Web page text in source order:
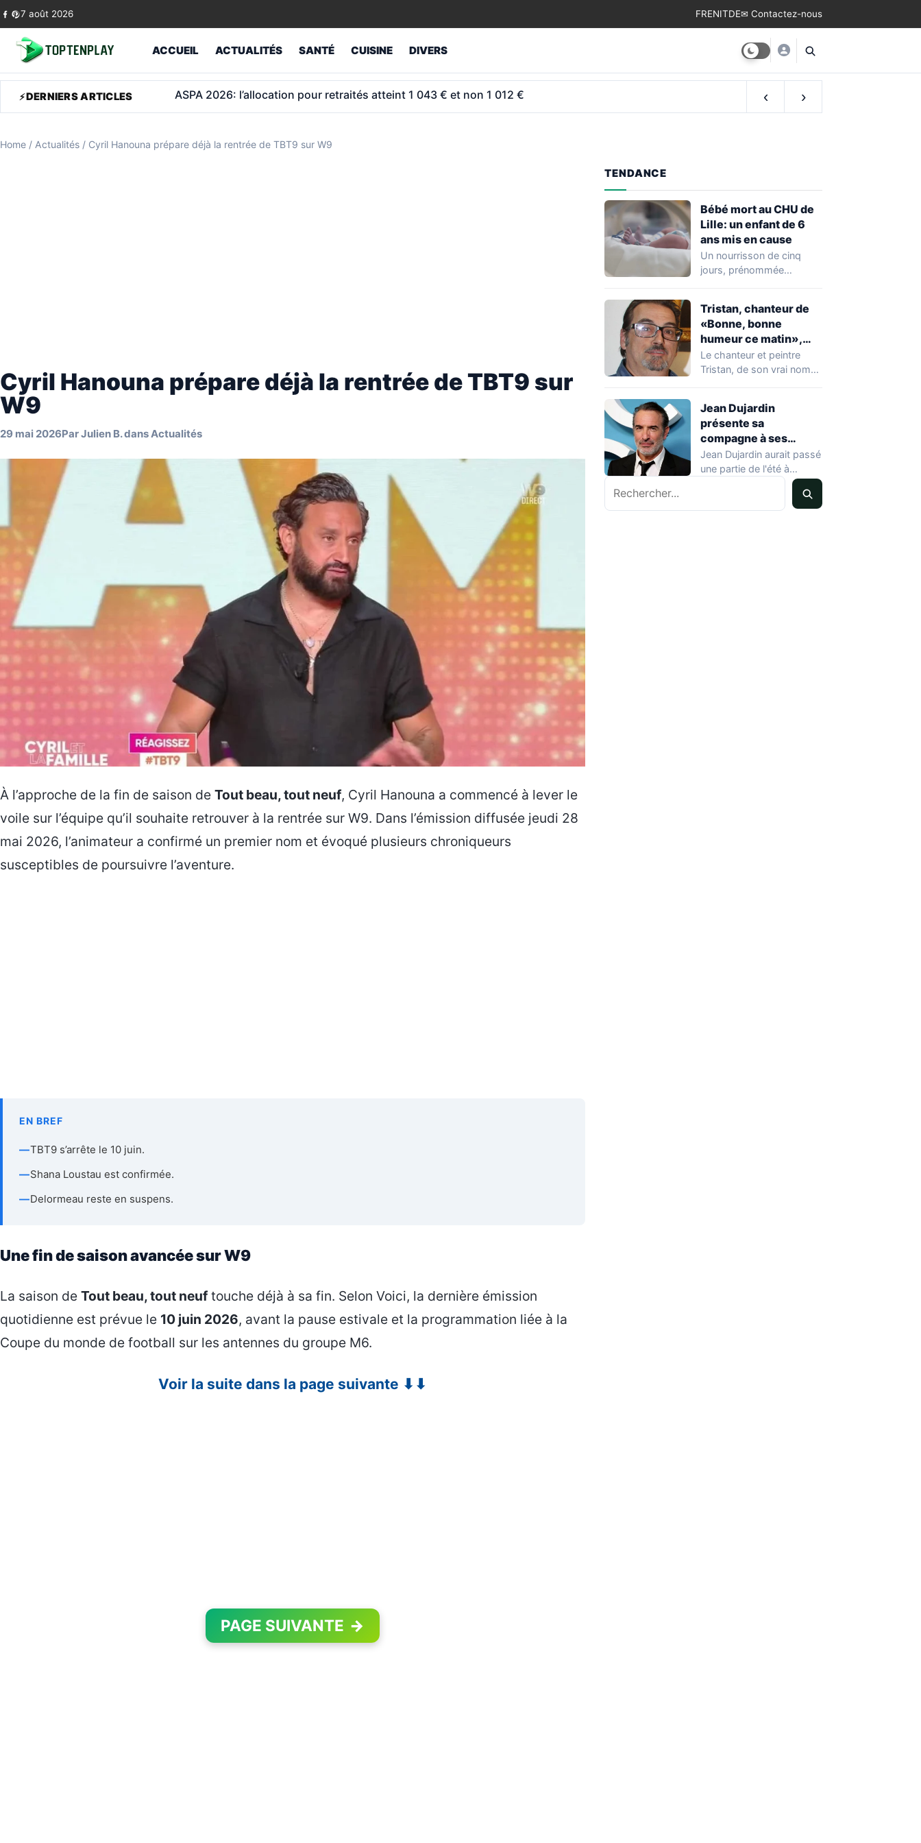
Skip to content
7 août 2026 FRENITDE✉ Contactez-nous
ACCUEIL ACTUALITÉS SANTÉ CUISINE DIVERS
DERNIERS ARTICLES Tour Montparnasse: Vianney revend son étage et fait capoter 800 M€ de travaux ‹ ›
Home / Actualités / Cyril Hanouna prépare déjà la rentrée de TBT9 sur W9
Cyril Hanouna prépare déjà la rentrée de TBT9 sur
W9
29 mai 2026ParJulien B.dansActualités
À l’approche de la fin de saison de Tout beau, tout neuf, Cyril Hanouna a commencé à lever le
voile sur l’équipe qu’il souhaite retrouver à la rentrée sur W9. Dans l’émission diffusée jeudi 28
mai 2026, l’animateur a confirmé un premier nom et évoqué plusieurs chroniqueurs
susceptibles de poursuivre l’aventure.
EN BREF
—TBT9 s’arrête le 10 juin.
—Shana Loustau est confirmée.
—Delormeau reste en suspens.
Une fin de saison avancée sur W9
La saison de Tout beau, tout neuf touche déjà à sa fin. Selon Voici, la dernière émission
quotidienne est prévue le 10 juin 2026, avant la pause estivale et la programmation liée à la
Coupe du monde de football sur les antennes du groupe M6.
Voir la suite dans la page suivante ⬇⬇
PAGE SUIVANTE →
TENDANCE
Bébé mort au CHU de
Lille: un enfant de 6
ans mis en cause
Un nourrisson de cinq
jours, prénommée
Tristan, chanteur de
«Bonne, bonne
humeur ce matin»,
mort à 68 ans
Le chanteur et peintre
Tristan, de son vrai nom
Jean Dujardin
présente sa
compagne à ses
enfants à Soulac-sur-
Mer
Jean Dujardin aurait passé
une partie de l'été à
Soulac-sur-Mer, en
Gironde, en compagnie…